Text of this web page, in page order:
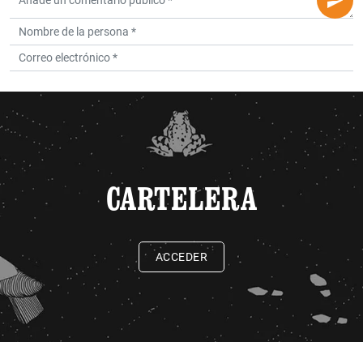
CARTELERA
ACCEDER